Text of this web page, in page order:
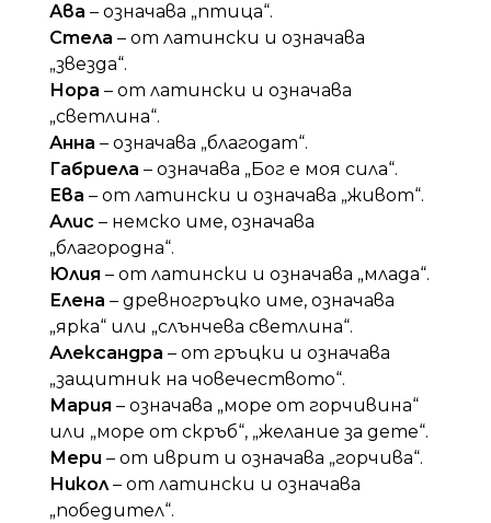
Ава – означава „птица“.
Стела – от латински и означава
„звезда“.
Нора – от латински и означава
„светлина“.
Анна – означава „благодат“.
Габриела – означава „Бог е моя сила“.
Ева – от латински и означава „живот“.
Алис – немско име, означава
„благородна“.
Юлия – от латински и означава „млада“.
Елена – древногръцко име, означава
„ярка“ или „слънчева светлина“.
Александра – от гръцки и означава
„защитник на човечеството“.
Мария – означава „море от горчивина“
или „море от скръб“, „желание за дете“.
Мери – от иврит и означава „горчива“.
Никол– от латински и означава
„победител“.